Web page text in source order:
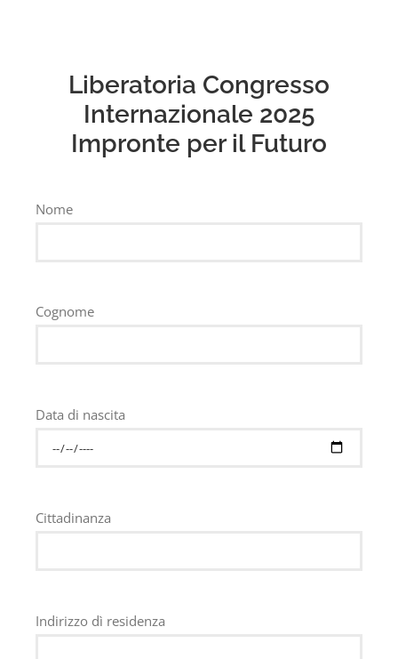
Liberatoria Congresso
Internazionale 2025
Impronte per il Futuro
Nome
Cognome
Data di nascita
Cittadinanza
Indirizzo dì residenza